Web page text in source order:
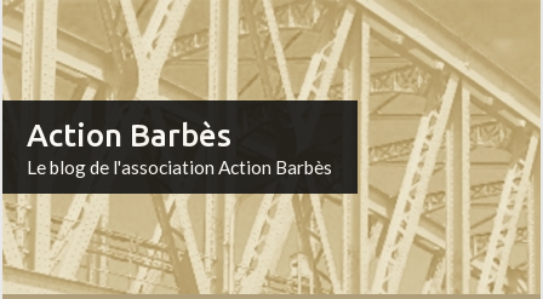
Action Barbès
Le blog de l'association Action Barbès